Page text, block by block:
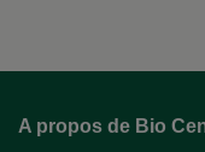
A propos de Bio